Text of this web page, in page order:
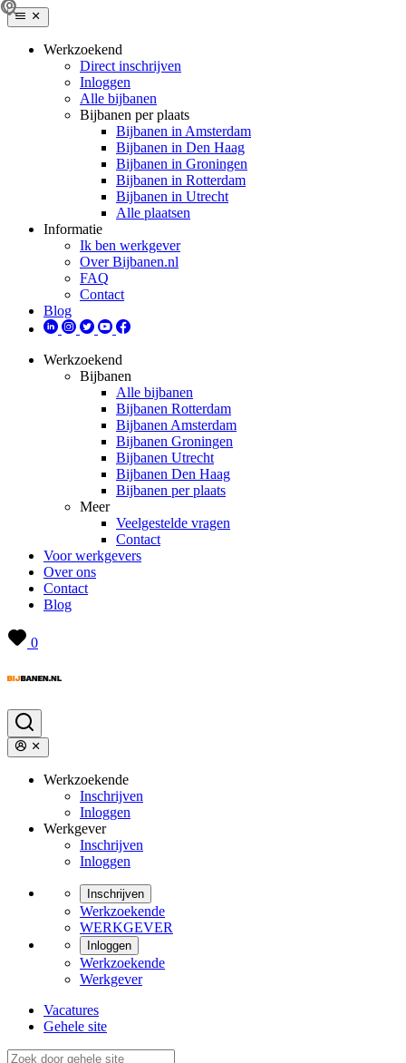
Werkzoekend
Direct inschrijven
Inloggen
Alle bijbanen
Bijbanen per plaats
Bijbanen in Amsterdam
Bijbanen in Den Haag
Bijbanen in Groningen
Bijbanen in Rotterdam
Bijbanen in Utrecht
Alle plaatsen
Informatie
Ik ben werkgever
Over Bijbanen.nl
FAQ
Contact
Blog
Werkzoekend
Bijbanen
Alle bijbanen
Bijbanen Rotterdam
Bijbanen Amsterdam
Bijbanen Groningen
Bijbanen Utrecht
Bijbanen Den Haag
Bijbanen per plaats
Meer
Veelgestelde vragen
Contact
Voor werkgevers
Over ons
Contact
Blog
0
Werkzoekende
Inschrijven
Inloggen
Werkgever
Inschrijven
Inloggen
Inschrijven
Werkzoekende
WERKGEVER
Inloggen
Werkzoekende
Werkgever
Vacatures
Gehele site